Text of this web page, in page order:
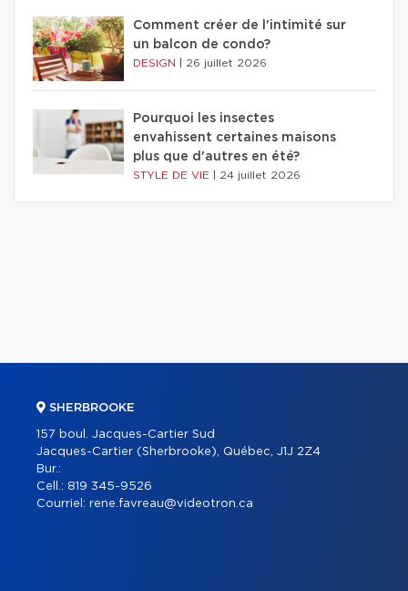
Comment créer de l'intimité sur
un balcon de condo?
DESIGN 26 juillet 2026
Pourquoi les insectes
envahissent certaines maisons
plus que d'autres en été?
STYLE DE VIE 24 juillet 2026
SHERBROOKE
157 boul. Jacques-Cartier Sud
Jacques-Cartier (Sherbrooke), Québec, J1J 2Z4
Bur.:
Cell.: 819 345-9526
Courriel: rene.favreau@videotron.ca